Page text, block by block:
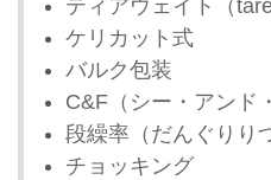
ティアウェイト（
ケリカット式
バルク包装
C&F（シー・アンド
段繰率（だんぐりり
チョッキング